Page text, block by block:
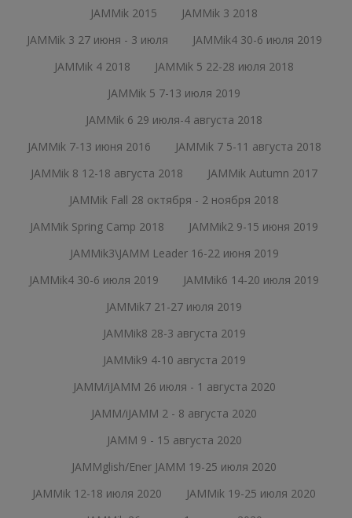
JAMMik 2015
JAMMik 3 2018
JAMMik 3 27 июня - 3 июля
JAMMik4 30-6 июля 2019
JAMMik 4 2018
JAMMik 5 22-28 июля 2018
JAMMik 5 7-13 июля 2019
JAMMik 6 29 июля-4 августа 2018
JAMMik 7-13 июня 2016
JAMMik 7 5-11 августа 2018
JAMMik 8 12-18 августа 2018
JAMMik Autumn 2017
JAMMik Fall 28 октября - 2 ноября 2018
JAMMik Spring Camp 2018
JAMMik2 9-15 июня 2019
JAMMik3\JAMM Leader 16-22 июня 2019
JAMMik4 30-6 июля 2019
JAMMik6 14-20 июля 2019
JAMMik7 21-27 июля 2019
JAMMik8 28-3 августа 2019
JAMMik9 4-10 августа 2019
JAMM/iJAMM 26 июля - 1 августа 2020
JAMM/iJAMM 2 - 8 августа 2020
JAMM 9 - 15 августа 2020
JAMMglish/Ener JAMM 19-25 июля 2020
JAMMik 12-18 июля 2020
JAMMik 19-25 июля 2020